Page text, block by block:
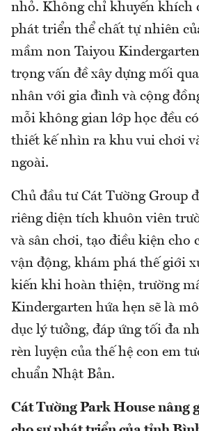
nhỏ. Không chỉ khuyến khích
phát triển thể chất tự nhiên
mầm non Taiyou
trọng vấn đề xây dựng mối
nhân với gia đình và cộng
mỗi không gian lớp học đều
thiết kế nhìn ra khu vui chơi
ngoài.
Chủ đầu tư Cát Tường Group
riêng diện tích khuôn viên
và sân chơi, tạo điều kiện cho
vận động, khám phá thế giới
kiến khi hoàn thiện, trường
Kindergarten hứa hẹn sẽ là
dục lý tưởng, đáp ứng tối đa
rèn luyện của thế hệ con em
chuẩn Nhật Bản.
Cát Tường Park House nâng